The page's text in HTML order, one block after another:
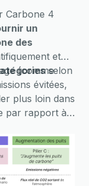
celles qui
d'un point
(CS3D)
de mettre
prévenir et
activités
aux
une taxe
Carbone 4
un
des
et
(commeselon
évitées,
plus loin dans
par rapport à